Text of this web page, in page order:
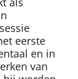
eerste
en in
van